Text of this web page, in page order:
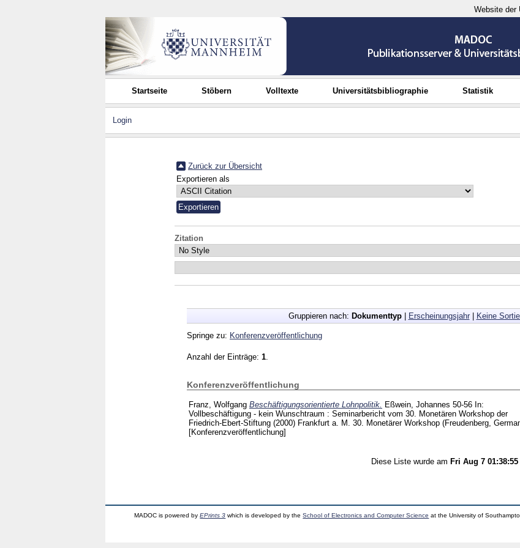
Website der
Startseite Stöbern Volltexte Universitätsbibliographie Statistik
Login
Zurück zur Übersicht
Exportieren als
Zitation
Gruppieren nach: Dokumenttyp| Erscheinungsjahr| Keine
Springe zu: Konferenzveröffentlichung
Anzahl der Einträge: 1
Konferenzveröffentlichung
Franz, Wolfgang Beschäftigungsorientierte Lohnpolitik. Eßwein, Johannes 50-56 In:
Vollbeschäftigung - kein Wunschtraum : Seminarbericht vom 30. Monetären Workshop der
Friedrich-Ebert-Stiftung (2000) Frankfurt a. M. 30. Monetärer Workshop (Freudenberg,
[Konferenzveröffentlichung]
Diese Liste wurde am Fri Aug 7
MADOC is powered byEPrints 3 which is developed by theSchool of Electronics and Computer Science at the University of